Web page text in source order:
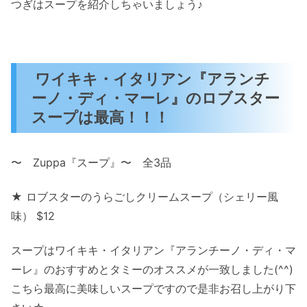
つぎはスープを紹介しちゃいましょう♪
ワイキキ・イタリアン『アランチ
ーノ・ディ・マーレ』のロブスター
スープは最高！！！
〜 Zuppa『スープ』〜 全3品
★ ロブスターのうらごしクリームスープ（シェリー風
味） $12
スープはワイキキ・イタリアン『アランチーノ・ディ・マ
ーレ』のおすすめとタミーのオススメが一致しました(^^)
こちら最高に美味しいスープですので是非お召し上がり下